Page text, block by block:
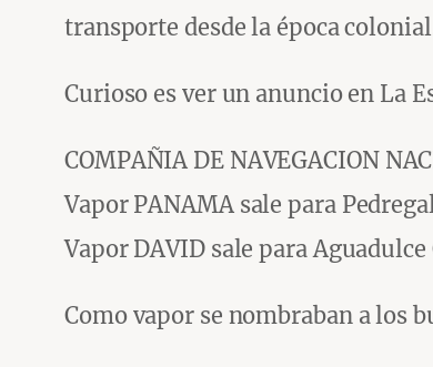
transporte desde la época
Curioso es ver un anuncio en La
COMPAÑIA DE NAVEGACION
Vapor PANAMA sale para
Vapor DAVID sale para Aguadulce
Como vapor se nombraban a los